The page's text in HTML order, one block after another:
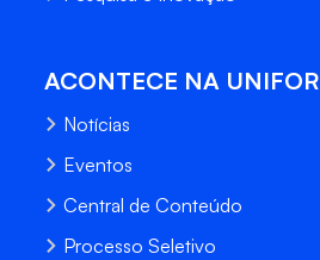
ACONTECE NA UNIFOR
Notícias
Eventos
Central de Conteúdo
Processo Seletivo